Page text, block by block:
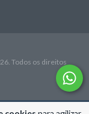
Todos os direitos